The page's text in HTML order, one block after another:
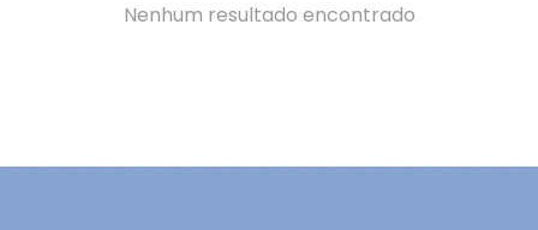
Nenhum resultado encontrado